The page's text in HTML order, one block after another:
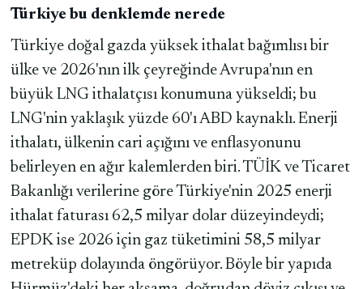
Türkiye bu denklemde nerede
Türkiye doğal gazda yüksek ithalat bağımlısı bir
ülke ve 2026'nın ilk çeyreğinde Avrupa'nın en
büyük LNG ithalatçısı konumuna yükseldi; bu
LNG'nin yaklaşık yüzde 60'ı ABD kaynaklı. Enerji
ithalatı, ülkenin cari açığını ve enflasyonunu
belirleyen en ağır kalemlerden biri. TÜİK ve Ticaret
Bakanlığı verilerine göre Türkiye'nin 2025 enerji
ithalat faturası 62,5 milyar dolar düzeyindeydi;
EPDK ise 2026 için gaz tüketimini 58,5 milyar
metreküp dolayında öngörüyor. Böyle bir yapıda